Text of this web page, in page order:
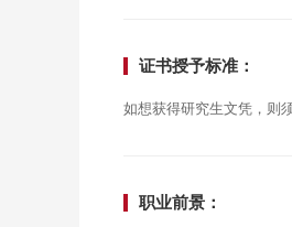
证书授予标准：
如想获得研究生文凭，则
职业前景：